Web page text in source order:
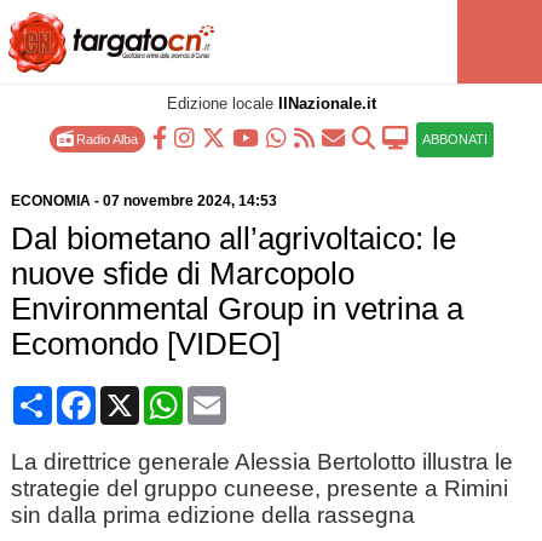
Edizione locale IlNazionale.it
Radio Alba ABBONATI
ECONOMIA- 07 novembre 2024, 14:53
Dal biometano all’agrivoltaico: le
nuove sfide di Marcopolo
Environmental Group in vetrina a
Ecomondo [VIDEO]
CondividiFacebook
X WhatsApp
Email
La direttrice generale Alessia Bertolotto illustra le
strategie del gruppo cuneese, presente a Rimini
sin dalla prima edizione della rassegna